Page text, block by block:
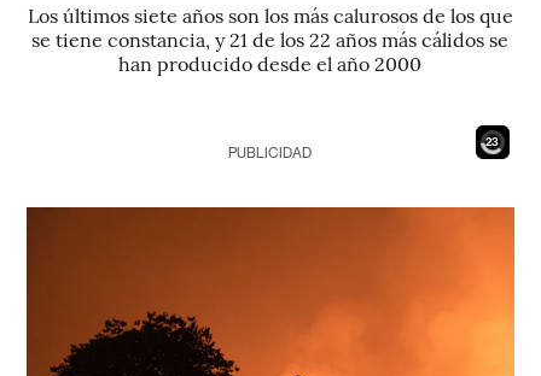
Los últimos siete años son los más calurosos de los que
se tiene constancia, y 21 de los 22 años más cálidos se
han producido desde el año 2000
21
PUBLICIDAD